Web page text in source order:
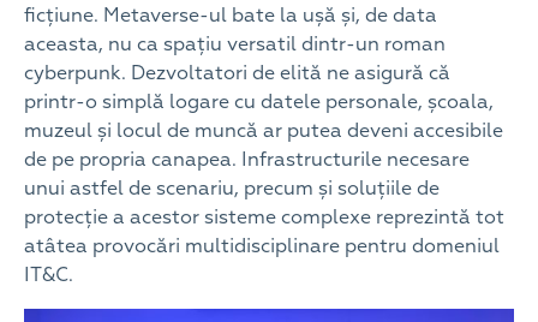
ficțiune. Metaverse-ul bate la ușă și, de data
aceasta, nu ca spațiu versatil dintr-un roman
cyberpunk. Dezvoltatori de elită ne asigură că
printr-o simplă logare cu datele personale, școala,
muzeul și locul de muncă ar putea deveni accesibile
de pe propria canapea. Infrastructurile necesare
unui astfel de scenariu, precum și soluțiile de
protecție a acestor sisteme complexe reprezintă tot
atâtea provocări multidisciplinare pentru domeniul
IT&C.